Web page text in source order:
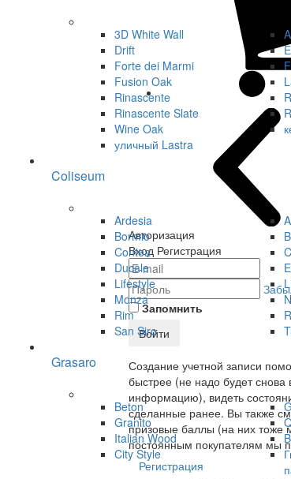
3D White Wall
Drift
Forte dei Marmi
Fusion Oak
Rinascente
Rinascente Slate
Wine Oak
уличный Lastra
Coliseum
Ardesia
Bormio
Contea
Ducale
Lifestyle
Monza
Rim
San Siro
Grasaro
Beton
Granito
Italian Wood
City Style
Авторизация
Вход Регистрация
Запомнить
Войти
Создание учетной записи
быстрее (не надо будет снова
информацию), видеть
сделанные ранее. Вы также
призовые баллы (на них тоже
постоянным покупателям мы
Регистрация